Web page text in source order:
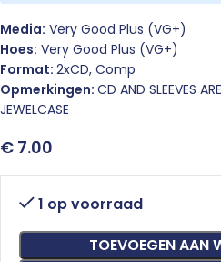
Media: Very Good Plus (VG+)
Hoes: Very Good Plus (VG+)
Format: 2xCD, Comp
Opmerkingen: CD AND SLEEVES
JEWELCASE
€ 7.00
1 op voorraad
TOEVOEGEN AAN